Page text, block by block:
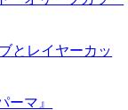
とレイヤーカッ